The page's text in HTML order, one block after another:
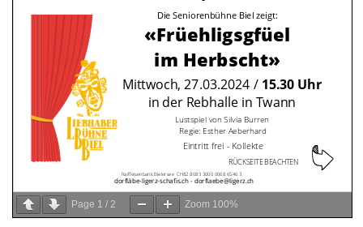
Page 1 / 2 Zoom 100%